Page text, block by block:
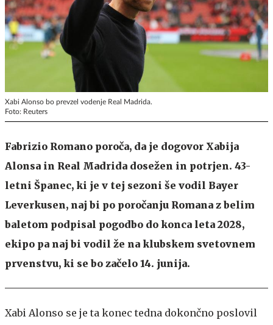
Xabi Alonso bo prevzel vodenje Real Madrida.
Foto: Reuters
Fabrizio Romano poroča, da je dogovor Xabija
Alonsa in Real Madrida dosežen in potrjen. 43-
letni Španec, ki je v tej sezoni še vodil Bayer
Leverkusen, naj bi po poročanju Romana z belim
baletom podpisal pogodbo do konca leta 2028,
ekipo pa naj bi vodil že na klubskem svetovnem
prvenstvu, ki se bo začelo 14. junija.
Xabi Alonso se je ta konec tedna dokončno poslovil